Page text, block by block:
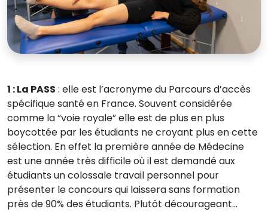
1 : La PASS : elle est l’acronyme du Parcours d’accès
spécifique santé en France. Souvent considérée
comme la “voie royale” elle est de plus en plus
boycottée par les étudiants ne croyant plus en cette
sélection. En effet la première année de Médecine
est une année très difficile où il est demandé aux
étudiants un colossale travail personnel pour
présenter le concours qui laissera sans formation
près de 90% des étudiants. Plutôt décourageant…